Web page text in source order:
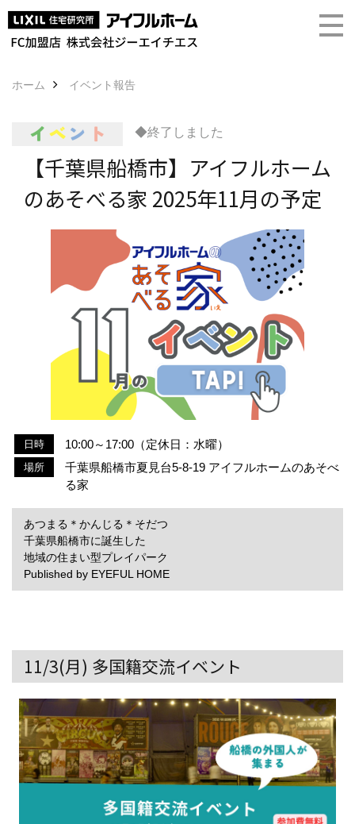
ホーム イベント報告
◆終了しました
【千葉県船橋市】アイフルホーム
のあそべる家 2025年11月の予定
日時 10:00～17:00（定休日：水曜）
場所
千葉県船橋市夏見台5-8-19 アイフルホームのあそべ
る家
あつまる＊かんじる＊そだつ
千葉県船橋市に誕生した
地域の住まい型プレイパーク
Published by EYEFUL HOME
11/3(月) 多国籍交流イベント